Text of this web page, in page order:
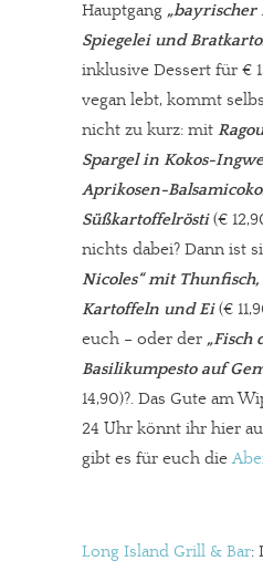
Hauptgang „bayrischer
Spiegelei und
inklusive Dessert für €
vegan lebt, kommt
nicht zu kurz: mit
Spargel in Kokos-
Aprikosen-
Süßkartoffelrösti(€
nichts dabei? Dann ist
Nicoles“ mit
Kartoffeln und Ei(€
euch – oder der „Fisch
Basilikumpesto auf
14,90)?. Das Gute am
24 Uhr könnt ihr hier
gibt es für euch die
Long Island Grill & Bar: